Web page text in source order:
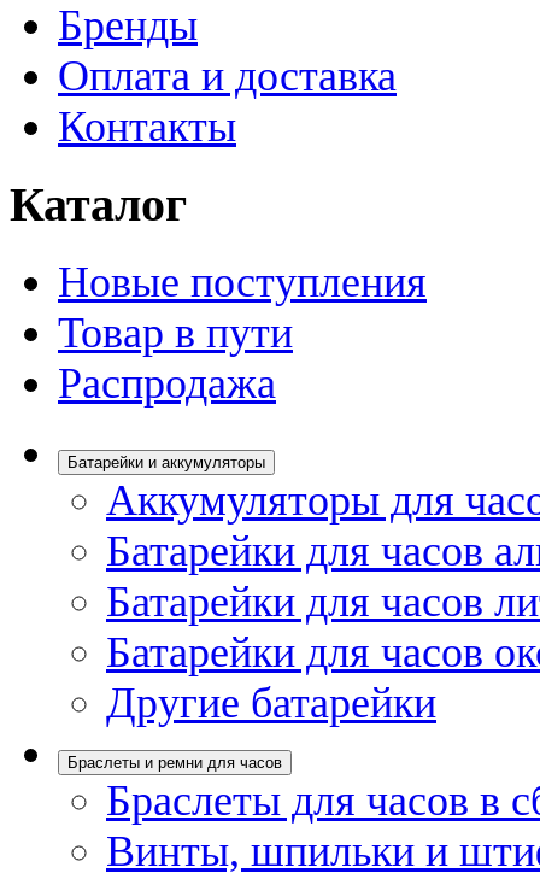
Бренды
Оплата и доставка
Контакты
Каталог
Новые поступления
Товар в пути
Распродажа
Батарейки и аккумуляторы
Аккумуляторы для
Батарейки для часов
Батарейки для часов
Батарейки для часов
Другие батарейки
Браслеты и ремни для часов
Браслеты для часов в
Винты, шпильки и